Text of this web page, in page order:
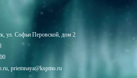
ул. Софьи Перовской, дом 2
priemnaya@kspmo.ru